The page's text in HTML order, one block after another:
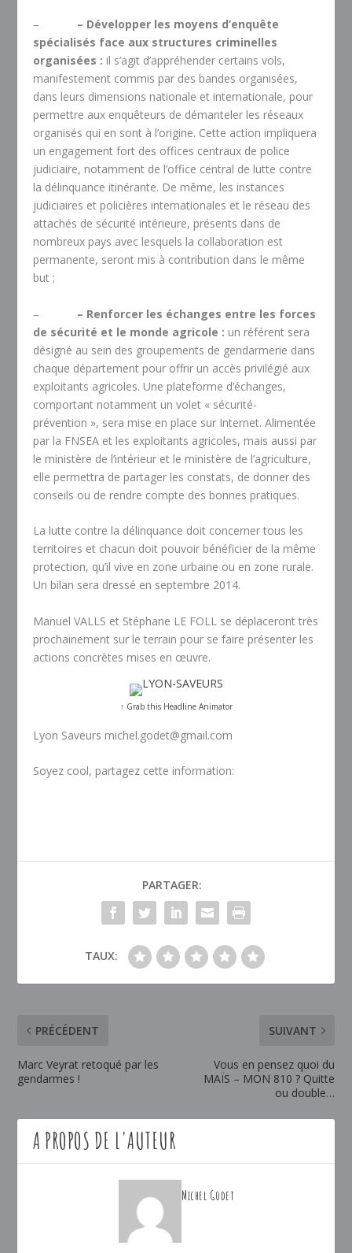
– – Développer les moyens d’enquête
spécialisés face aux structures criminelles
organisées : il s’agit d’appréhender certains vols,
manifestement commis par des bandes organisées,
dans leurs dimensions nationale et internationale, pour
permettre aux enquêteurs de démanteler les réseaux
organisés qui en sont à l’origine. Cette action impliquera
un engagement fort des offices centraux de police
judiciaire, notamment de l’office central de lutte contre
la délinquance itinérante. De même, les instances
judiciaires et policières internationales et le réseau des
attachés de sécurité intérieure, présents dans de
nombreux pays avec lesquels la collaboration est
permanente, seront mis à contribution dans le même
but ;
– – Renforcer les échanges entre les forces
de sécurité et le monde agricole : un référent sera
désigné au sein des groupements de gendarmerie dans
chaque département pour offrir un accès privilégié aux
exploitants agricoles. Une plateforme d’échanges,
comportant notamment un volet « sécurité-
prévention », sera mise en place sur Internet. Alimentée
par la FNSEA et les exploitants agricoles, mais aussi par
le ministère de l’intérieur et le ministère de l’agriculture,
elle permettra de partager les constats, de donner des
conseils ou de rendre compte des bonnes pratiques.
La lutte contre la délinquance doit concerner tous les
territoires et chacun doit pouvoir bénéficier de la même
protection, qu’il vive en zone urbaine ou en zone rurale.
Un bilan sera dressé en septembre 2014.
Manuel VALLS et Stéphane LE FOLL se déplaceront très
prochainement sur le terrain pour se faire présenter les
actions concrètes mises en œuvre.
↑ Grab this Headline Animator
Lyon Saveurs michel.godet@gmail.com
Soyez cool, partagez cette information:
PARTAGER:
TAUX:
PRÉCÉDENT
Marc Veyrat retoqué par les
gendarmes !
SUIVANT
Vous en pensez quoi du
MAÏS – MON 810 ? Quitte
ou double…
A PROPOS DE L'AUTEUR
Michel Godet